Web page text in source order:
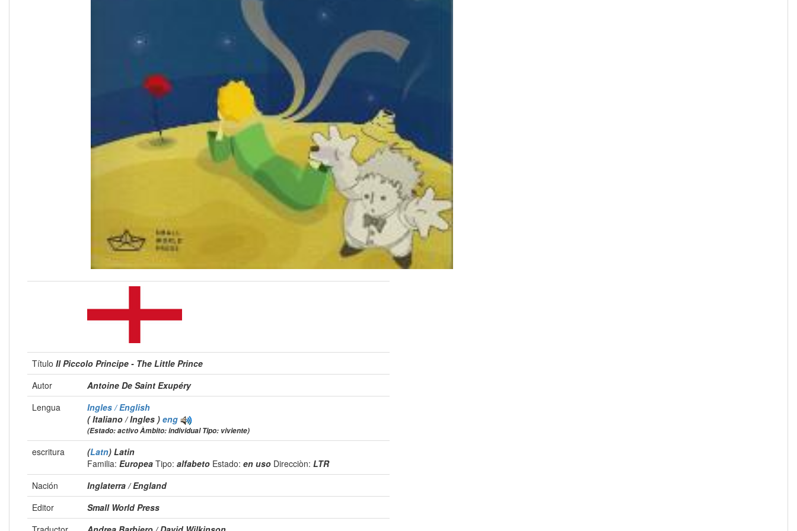
Título Il Piccolo Principe - The Little Prince
Autor
Antoine De Saint Exupéry
Lengua
Ingles / English
( Italiano / Ingles ) eng
(Estado: activo Àmbito: individual Tipo: viviente)
escritura (Latn) Latin
Familia: Europea Tipo: alfabeto Estado: en uso Direcciòn: LTR
Nación
Inglaterra / England
Editor
Small World Press